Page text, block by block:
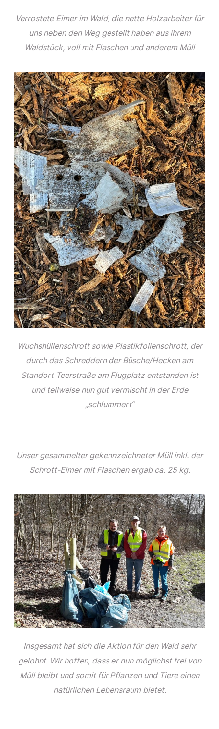
Verrostete Eimer im Wald, die nette Holzarbeiter für
uns neben den Weg gestellt haben aus ihrem
Waldstück, voll mit Flaschen und anderem Müll
Wuchshüllenschrott sowie Plastikfolienschrott, der
durch das Schreddern der Büsche/Hecken am
Standort Teerstraße am Flugplatz entstanden ist
und teilweise nun gut vermischt in der Erde
„schlummert“
Unser gesammelter gekennzeichneter Müll inkl. der
Schrott-Eimer mit Flaschen ergab ca. 25 kg.
Insgesamt hat sich die Aktion für den Wald sehr
gelohnt. Wir hoffen, dass er nun möglichst frei von
Müll bleibt und somit für Pflanzen und Tiere einen
natürlichen Lebensraum bietet.